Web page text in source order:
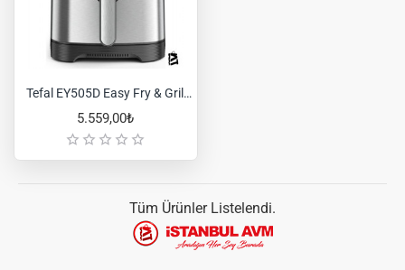
Tefal EY505D Easy Fry & Grill Precision+ Yağsız Fritöz Airfryer, 4,2 Litre Kapasite, Hava ile Kızartma & Izgara - 1510002069
5.559,00₺
Tüm Ürünler Listelendi.